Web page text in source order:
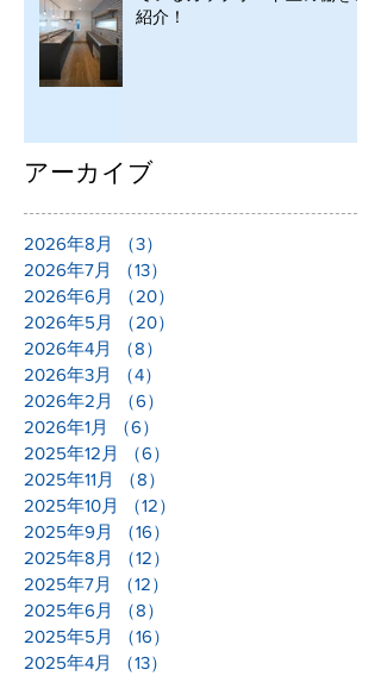
紹介！
アーカイブ
2026年8月 （3）
2026年7月
（13）
2026年6月
（20）
2026年5月
（20）
2026年4月
（8）
2026年3月
（4）
2026年2月
（6）
2026年1月
（6）
2025年12月
（6）
2025年11月
（8）
2025年10月
（12）
2025年9月
（16）
2025年8月
（12）
2025年7月
（12）
2025年6月
（8）
2025年5月
（16）
2025年4月
（13）